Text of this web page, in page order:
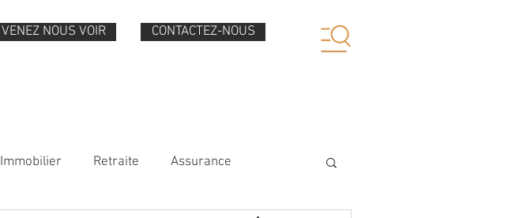
VENEZ NOUS VOIR CONTACTEZ-NOUS
Immobilier Retraite Assurance